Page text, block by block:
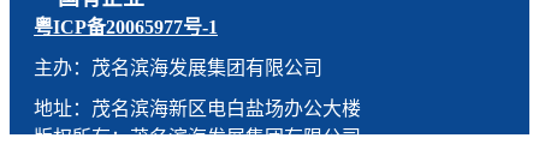
粤ICP备20065977号-1
主办：茂名滨海发展集团有限公司
地址：茂名滨海新区电白盐场办公大楼
版权所有：茂名滨海发展集团有限公司